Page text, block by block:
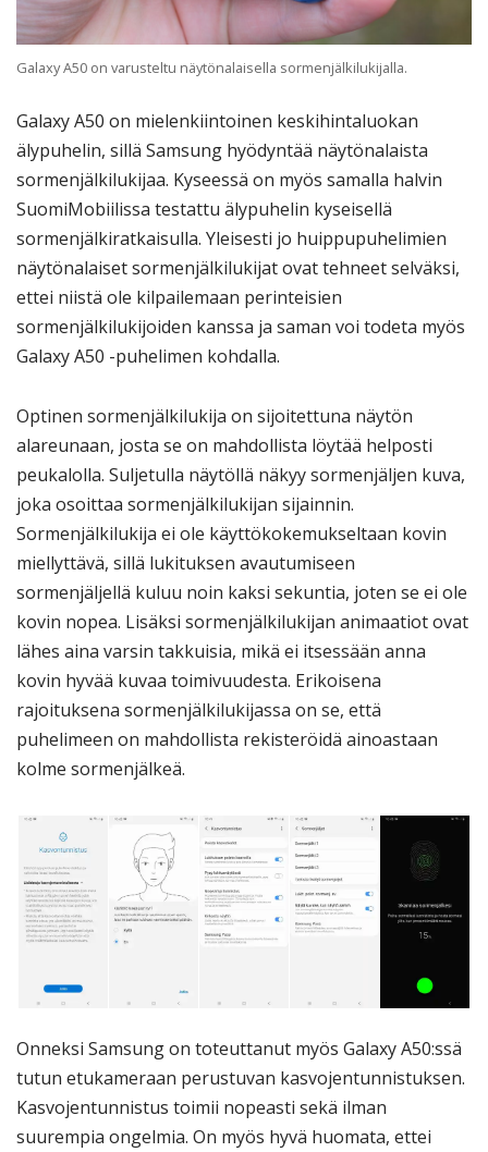
Galaxy A50 on varusteltu näytönalaisella sormenjälkilukijalla.
Galaxy A50 on mielenkiintoinen keskihintaluokan
älypuhelin, sillä Samsung hyödyntää näytönalaista
sormenjälkilukijaa. Kyseessä on myös samalla halvin
SuomiMobiilissa testattu älypuhelin kyseisellä
sormenjälkiratkaisulla. Yleisesti jo huippupuhelimien
näytönalaiset sormenjälkilukijat ovat tehneet selväksi,
ettei niistä ole kilpailemaan perinteisien
sormenjälkilukijoiden kanssa ja saman voi todeta myös
Galaxy A50 -puhelimen kohdalla.
Optinen sormenjälkilukija on sijoitettuna näytön
alareunaan, josta se on mahdollista löytää helposti
peukalolla. Suljetulla näytöllä näkyy sormenjäljen kuva,
joka osoittaa sormenjälkilukijan sijainnin.
Sormenjälkilukija ei ole käyttökokemukseltaan kovin
miellyttävä, sillä lukituksen avautumiseen
sormenjäljellä kuluu noin kaksi sekuntia, joten se ei ole
kovin nopea. Lisäksi sormenjälkilukijan animaatiot ovat
lähes aina varsin takkuisia, mikä ei itsessään anna
kovin hyvää kuvaa toimivuudesta. Erikoisena
rajoituksena sormenjälkilukijassa on se, että
puhelimeen on mahdollista rekisteröidä ainoastaan
kolme sormenjälkeä.
Onneksi Samsung on toteuttanut myös Galaxy A50:ssä
tutun etukameraan perustuvan kasvojentunnistuksen.
Kasvojentunnistus toimii nopeasti sekä ilman
suurempia ongelmia. On myös hyvä huomata, ettei